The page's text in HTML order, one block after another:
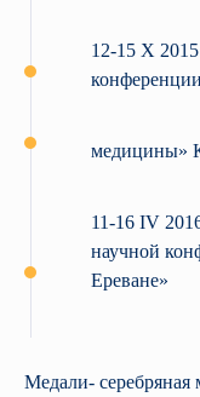
12-15 X
медицины»
11-16 IV
научной
Ереване»
Медали- серебряная